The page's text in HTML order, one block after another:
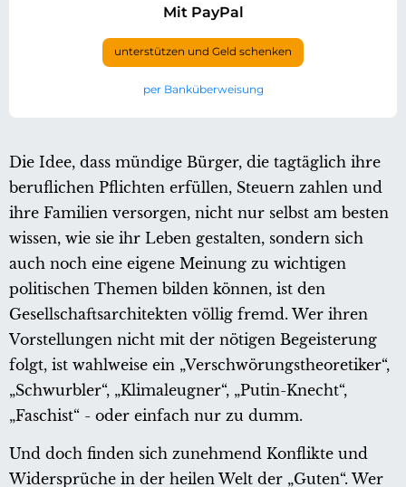
Mit PayPal
unterstützen und Geld schenken
per Banküberweisung
Die Idee, dass mündige Bürger, die tagtäglich ihre
beruflichen Pflichten erfüllen, Steuern zahlen und
ihre Familien versorgen, nicht nur selbst am besten
wissen, wie sie ihr Leben gestalten, sondern sich
auch noch eine eigene Meinung zu wichtigen
politischen Themen bilden können, ist den
Gesellschaftsarchitekten völlig fremd. Wer ihren
Vorstellungen nicht mit der nötigen Begeisterung
folgt, ist wahlweise ein „Verschwörungstheoretiker“,
„Schwurbler“, „Klimaleugner“, „Putin-Knecht“,
„Faschist“ - oder einfach nur zu dumm.
Und doch finden sich zunehmend Konflikte und
Widersprüche in der heilen Welt der „Guten“. Wer